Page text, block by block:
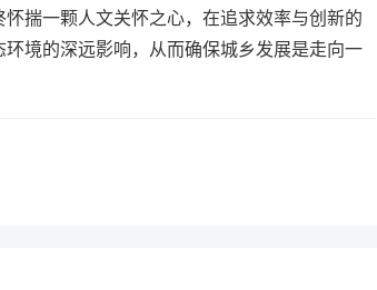
揣一颗人文关怀之心，在追求效率与创新的
境的深远影响，从而确保城乡发展是走向一